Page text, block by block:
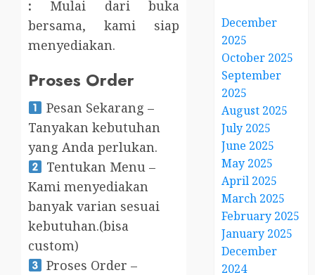
: Mulai dari buka
bersama, kami siap
menyediakan.
Proses Order
Pesan Sekarang –
Tanyakan kebutuhan
yang Anda perlukan.
Tentukan Menu –
Kami menyediakan
banyak varian sesuai
kebutuhan.(bisa
custom)
Proses Order –
December
2025
October 2025
September
2025
August 2025
July 2025
June 2025
May 2025
April 2025
March 2025
February 2025
January 2025
December
2024